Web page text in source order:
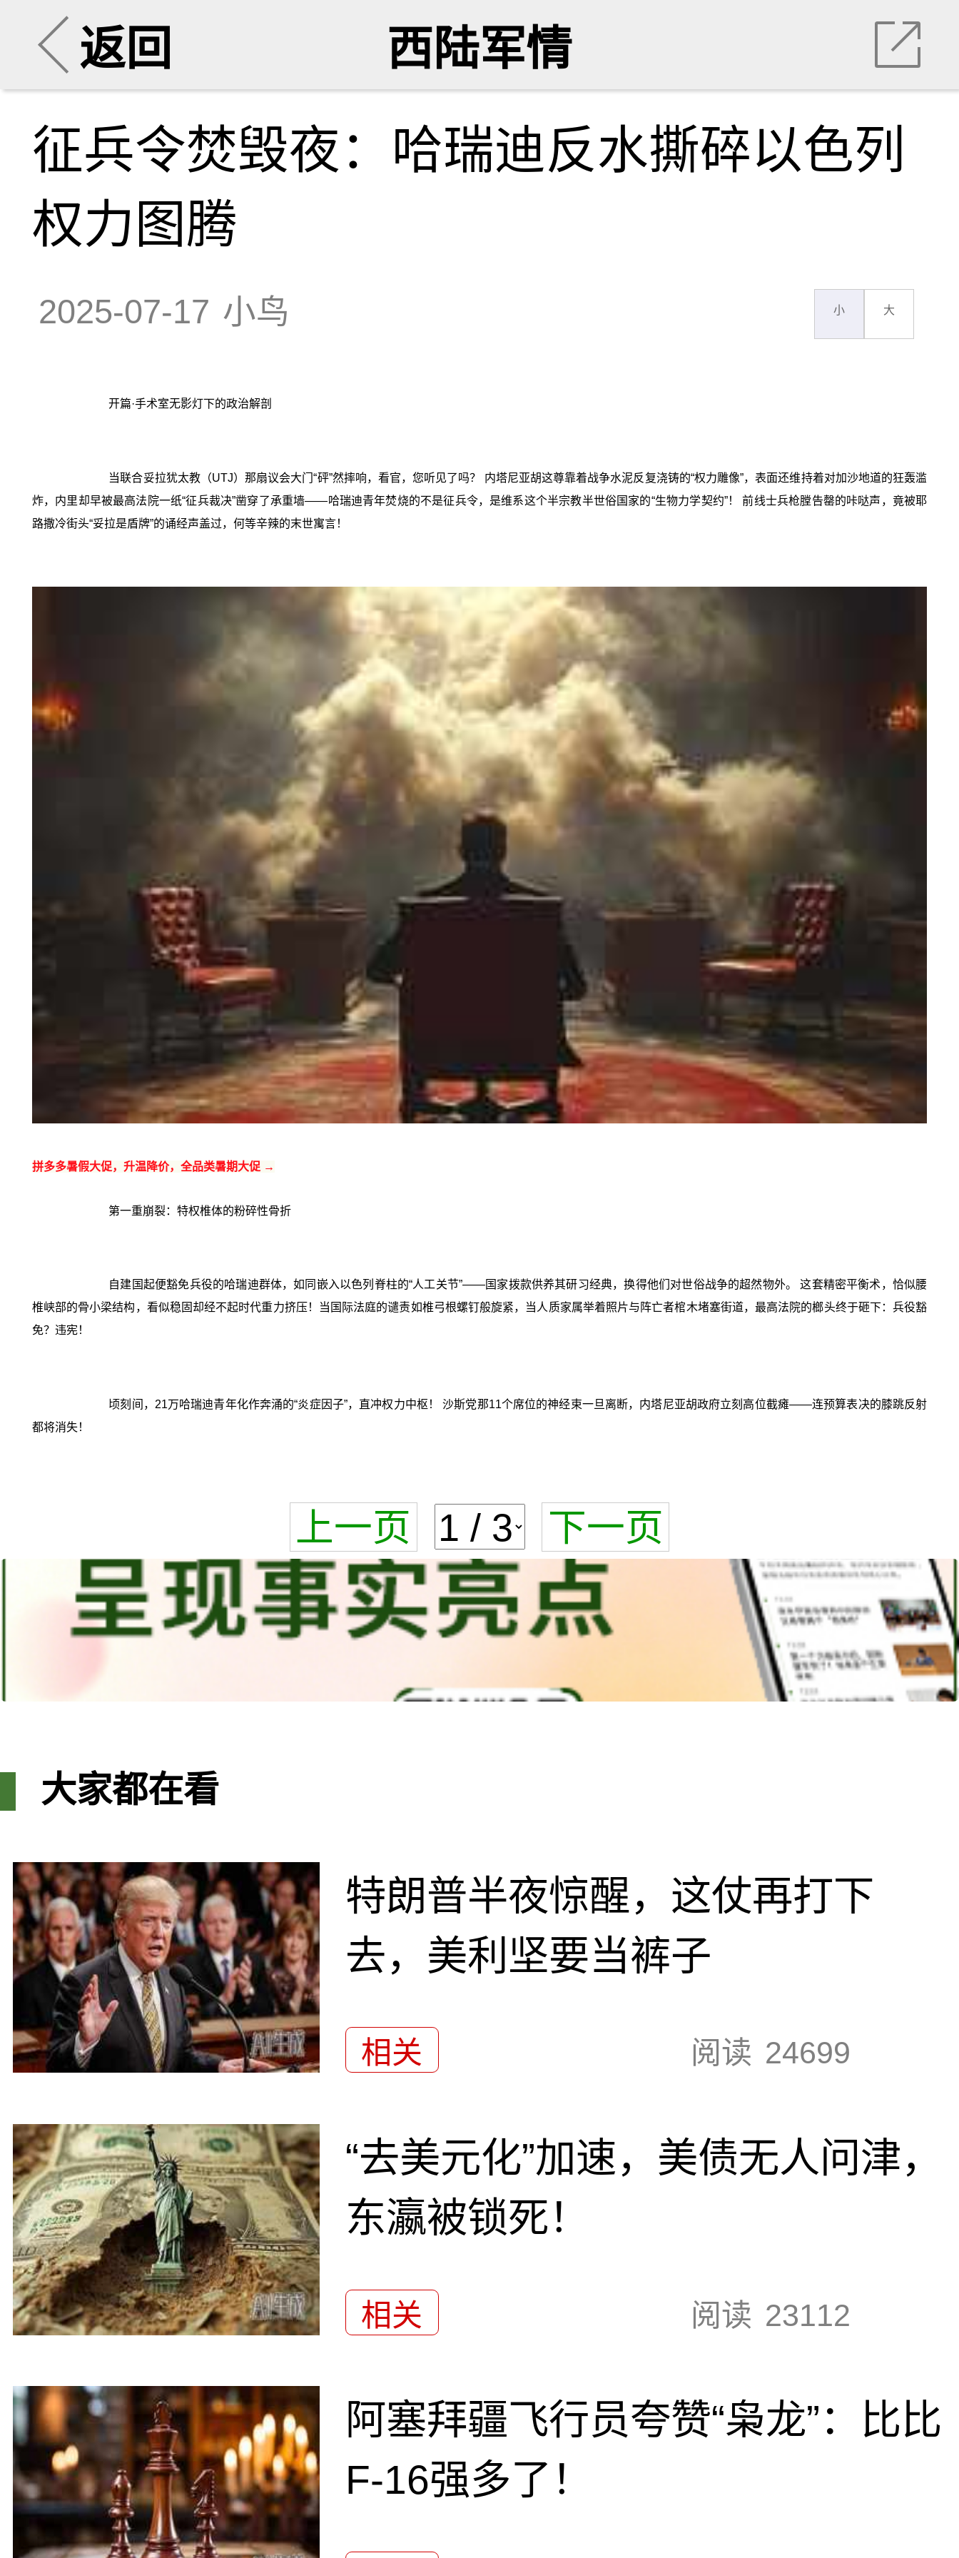
返回 西陆军情
征兵令焚毁夜：哈瑞迪反水撕碎以色列
权力图腾
2025-07-17 小鸟 小 大
开篇·手术室无影灯下的政治解剖
当联合妥拉犹太教（UTJ）那扇议会大门“砰”然摔响，看官，您听见了吗？ 内塔尼亚胡这尊靠着战争水泥反复浇铸的“权力雕像”，表面还维持着对加沙地道的狂轰滥
炸，内里却早被最高法院一纸“征兵裁决”凿穿了承重墙——哈瑞迪青年焚烧的不是征兵令，是维系这个半宗教半世俗国家的“生物力学契约”！ 前线士兵枪膛告罄的咔哒声，竟被耶
路撒冷街头“妥拉是盾牌”的诵经声盖过，何等辛辣的末世寓言！
拼多多暑假大促，升温降价，全品类暑期大促 →
第一重崩裂：特权椎体的粉碎性骨折
自建国起便豁免兵役的哈瑞迪群体，如同嵌入以色列脊柱的“人工关节”——国家拨款供养其研习经典，换得他们对世俗战争的超然物外。 这套精密平衡术，恰似腰
椎峡部的骨小梁结构，看似稳固却经不起时代重力挤压！当国际法庭的谴责如椎弓根螺钉般旋紧，当人质家属举着照片与阵亡者棺木堵塞街道，最高法院的榔头终于砸下：兵役豁
免？违宪！
顷刻间，21万哈瑞迪青年化作奔涌的“炎症因子”，直冲权力中枢！ 沙斯党那11个席位的神经束一旦离断，内塔尼亚胡政府立刻高位截瘫——连预算表决的膝跳反射
都将消失！
上一页 下一页
大家都在看
特朗普半夜惊醒，这仗再打下
去，美利坚要当裤子
相关 阅读 24699
“去美元化”加速，美债无人问津，
东瀛被锁死！
相关 阅读 23112
阿塞拜疆飞行员夸赞“枭龙”：比比
F-16强多了！